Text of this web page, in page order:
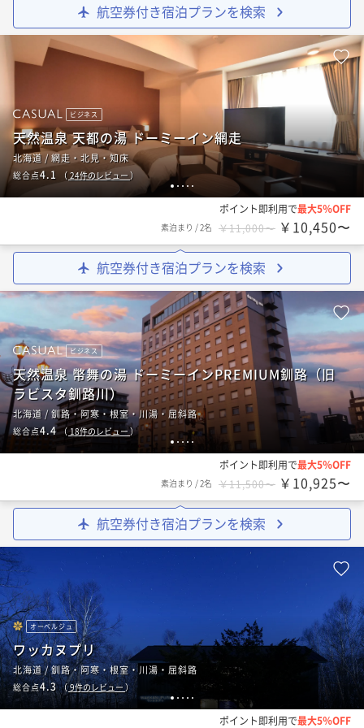
航空券付き宿泊プランを検索
1 2 34 5
ビジネス
天然温泉 天都の湯 ドーミーイン網走
北海道 / 網走・北見・知床
総合点4.1 （ 24件のレビュー）
ポイント即利用で最大5％OFF
素泊まり /2名 ￥11,000〜 ￥10,450〜
航空券付き宿泊プランを検索
1 2 34 5
ビジネス
天然温泉 幣舞の湯 ドーミーインPREMIUM釧路（旧
ラビスタ釧路川）
北海道 / 釧路・阿寒・根室・川湯・屈斜路
総合点4.4（18件のレビュー）
ポイント即利用で最大5％OFF
素泊まり /2名 ￥11,500〜 ￥10,925〜
航空券付き宿泊プランを検索
1 2 3 4 5
オーベルジュ
ワッカヌプリ
北海道 / 釧路・阿寒・根室・川湯・屈斜路
総合点4.3（9件のレビュー）
ポイント即利用で最大5％OFF